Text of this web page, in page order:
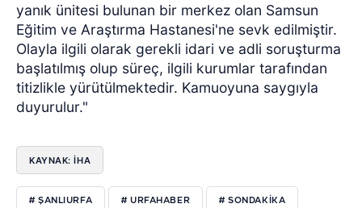
yanık ünitesi bulunan bir merkez olan Samsun
Eğitim ve Araştırma Hastanesi'ne sevk edilmiştir.
Olayla ilgili olarak gerekli idari ve adli soruşturma
başlatılmış olup süreç, ilgili kurumlar tarafından
titizlikle yürütülmektedir. Kamuoyuna saygıyla
duyurulur."
KAYNAK: İHA
# ŞANLIURFA # URFAHABER # SONDAKİKA